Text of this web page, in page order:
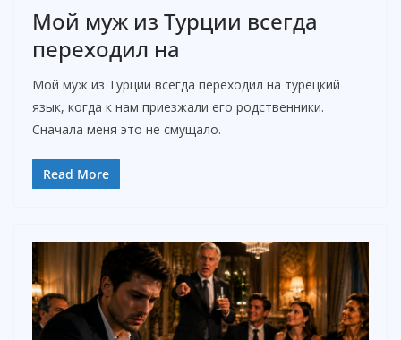
Мой муж из Турции всегда
переходил на
Мой муж из Турции всегда переходил на турецкий
язык, когда к нам приезжали его родственники.
Сначала меня это не смущало.
Read More